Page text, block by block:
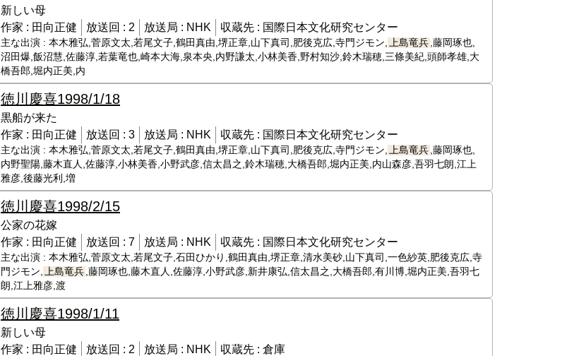
新しい母
作家 : 田向正健 放送回 : 2 放送局 : NHK 収蔵先 : 国際日本文化研究センター
主な出演 : 本木雅弘,菅原文太,若尾文子,鶴田真由,堺正章,山下真司,肥後克広,寺門ジモン, 上島竜兵 ,藤岡琢也,
沼田爆,飯沼慧,佐藤淳,若葉竜也,崎本大海,泉本央,内野謙太,小林美香,野村知沙,鈴木瑞穂,三條美紀,頭師孝雄,大
橋吾郎,堀内正美,内
徳川慶喜1998/1/18
黒船が来た
作家 : 田向正健 放送回 : 3 放送局 : NHK 収蔵先 : 国際日本文化研究センター
主な出演 : 本木雅弘,菅原文太,若尾文子,鶴田真由,堺正章,山下真司,肥後克広,寺門ジモン, 上島竜兵 ,藤岡琢也,
内野聖陽,藤木直人,佐藤淳,小林美香,小野武彦,信太昌之,鈴木瑞穂,大橋吾郎,堀内正美,内山森彦,吾羽七朗,江上
雅彦,後藤光利,増
徳川慶喜1998/2/15
公家の花嫁
作家 : 田向正健 放送回 : 7 放送局 : NHK 収蔵先 : 国際日本文化研究センター
主な出演 : 本木雅弘,菅原文太,若尾文子,石田ひかり,鶴田真由,堺正章,清水美砂,山下真司,一色紗英,肥後克広,寺
門ジモン,
上島竜兵 ,藤岡琢也,藤木直人,佐藤淳,小野武彦,新井康弘,信太昌之,大橋吾郎,有川博,堀内正美,吾羽七
朗,江上雅彦,渡
徳川慶喜1998/1/11
新しい母
作家 : 田向正健 放送回 : 2 放送局 : NHK 収蔵先 : 倉庫